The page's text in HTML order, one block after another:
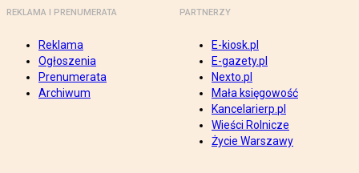
REKLAMA I PRENUMERATA
Reklama
Ogłoszenia
Prenumerata
Archiwum
PARTNERZY
E-kiosk.pl
E-gazety.pl
Nexto.pl
Mała księgowość
Kancelarierp.pl
Wieści Rolnicze
Życie Warszawy